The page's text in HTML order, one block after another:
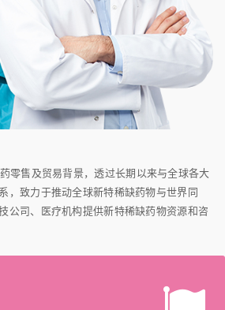
零售及贸易背景，透过长期以来与全球各大
，致力于推动全球新特稀缺药物与世界同
公司、医疗机构提供新特稀缺药物资源和咨